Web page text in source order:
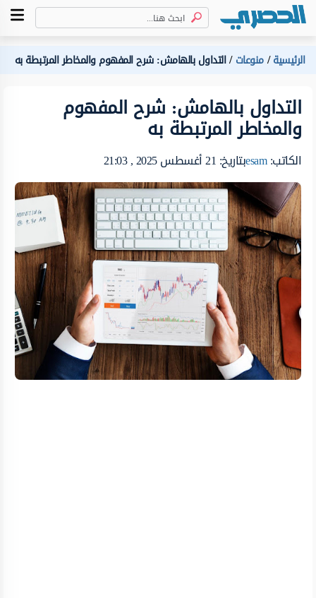
الرئيسية منوعات التداول بالهامش: شرح المفهوم والمخاطر المرتبطة به
التداول بالهامش: شرح المفهوم
والمخاطر المرتبطة به
الكاتب:esamبتاريخ: 21 أغسطس 2025 , 21:03